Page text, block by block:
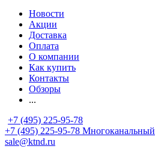
Новости
Акции
Доставка
Оплата
О компании
Как купить
Контакты
Обзоры
...
+7 (495) 225-95-78
+7 (495) 225-95-78 Многоканальный
sale@ktnd.ru